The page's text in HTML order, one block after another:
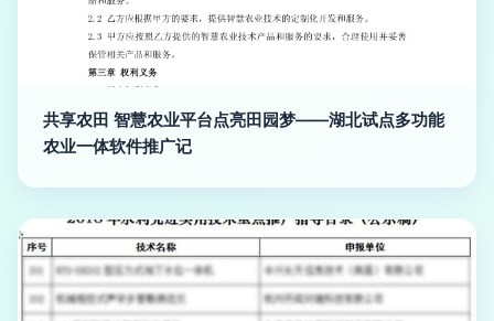
共享农田 智慧农业平台点亮田园梦——湖北试点多功能
农业一体软件推广记